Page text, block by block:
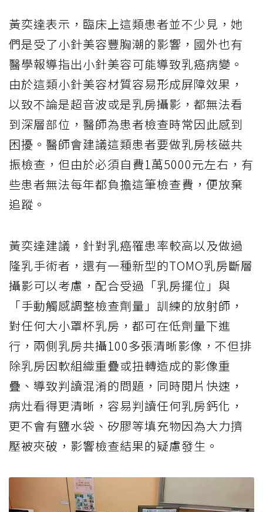
黃奕達表示，臨床上這類患者並不少見，她
們是受了小針美容豐胸潮的影響，國外也有
醫學報導指出小針美容可能導致乳癌病變。
由於這類小針美容材質容易形成屏障效果，
以致不論是超音波或是乳房攝影，都無法看
到深層部位，醫師為患者檢查時常因此感到
困擾。醫師會建議這類患者要做乳房核磁共
振檢查，但由於必須自費1萬5000元左右，有
些患者無法每年都負擔這筆檢查費，便放棄
追蹤。
黃奕達建議，針對乳癌罹患率較高以及做過
隆乳手術者，還有一種新型的TOMO乳房斷層
攝影可以考慮，配合受過「乳房擺位」與
「手動觸感調整檢查劑量」訓練的放射師，
對任何大小罩杯乳房，都可在低劑量下進
行，兩側乳房共攝100多張清晰影像，不但排
除乳房因軟組織重疊或扭轉造成的影像重
疊、導致判讀混淆的問題，同時閱片快速，
病灶看得更清晰，容易判讀任何乳房鈣化，
更不會有鹽水袋、矽膠等填充物因為大力擠
壓被夾破，影響檢查結果的疑慮發生。